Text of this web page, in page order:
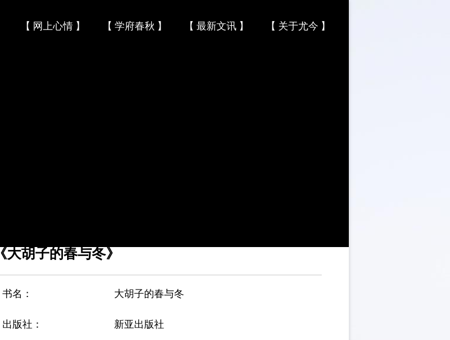
【 网上心情 】 【 学府春秋 】 【 最新文讯 】 【 关于尤今 】
《大胡子的春与冬》
书名： 大胡子的春与冬
出版社： 新亚出版社